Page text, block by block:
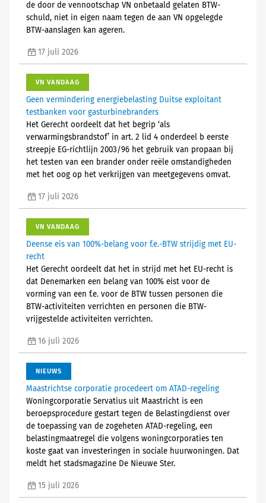
de door de vennootschap VN onbetaald gelaten BTW-
schuld, niet in eigen naam tegen de aan VN opgelegde
BTW-aanslagen kan ageren.
17 juli 2026
VN VANDAAG
Geen vermindering energiebelasting Duitse exploitant
testbanken voor gasturbinebranders
Het Gerecht oordeelt dat het begrip ‘als
verwarmingsbrandstof’ in art. 2 lid 4 onderdeel b eerste
streepje EG-richtlijn 2003/96 het gebruik van propaan bij
het testen van een brander onder reële omstandigheden
met het oog op het verkrijgen van meetgegevens omvat.
17 juli 2026
VN VANDAAG
Deense eis van 100%-belang voor f.e.-BTW strijdig met EU-
recht
Het Gerecht oordeelt dat het in strijd met het EU-recht is
dat Denemarken een belang van 100% eist voor de
vorming van een f.e. voor de BTW tussen personen die
BTW-activiteiten verrichten en personen die BTW-
vrijgestelde activiteiten verrichten.
16 juli 2026
NIEUWS
Maastrichtse corporatie procedeert om ATAD-regeling
Woningcorporatie Servatius uit Maastricht is een
beroepsprocedure gestart tegen de Belastingdienst over
de toepassing van de zogeheten ATAD-regeling, een
belastingmaatregel die volgens woningcorporaties ten
koste gaat van investeringen in sociale huurwoningen. Dat
meldt het stadsmagazine De Nieuwe Ster.
15 juli 2026